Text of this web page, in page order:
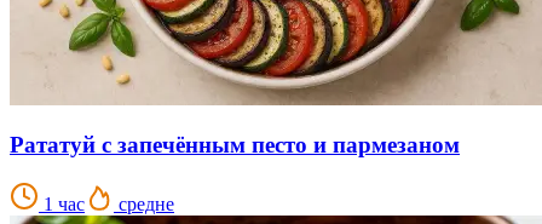
Рататуй с запечённым песто и пармезаном
1 час средне